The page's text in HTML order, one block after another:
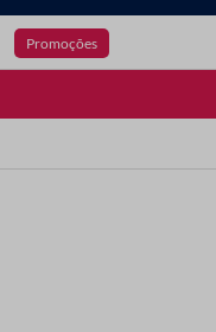
Promoções